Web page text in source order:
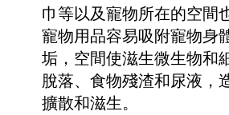
巾等以及寵物所在的空間
寵物用品容易吸附寵物身
垢，空間使滋生微生物和
脫落、食物殘渣和尿液，
擴散和滋生。